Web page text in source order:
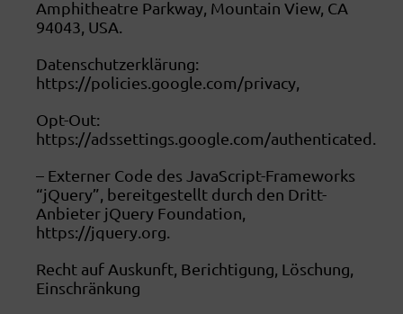
Amphitheatre Parkway, Mountain View, CA
94043, USA.
Datenschutzerklärung:
https://policies.google.com/privacy,
Opt-Out:
https://adssettings.google.com/authenticated.
– Externer Code des JavaScript-Frameworks
“jQuery”, bereitgestellt durch den Dritt-
Anbieter jQuery Foundation,
https://jquery.org.
Recht auf Auskunft, Berichtigung, Löschung,
Einschränkung